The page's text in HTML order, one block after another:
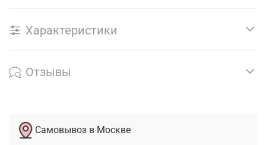
Характеристики
Отзывы
Самовывоз в Москве